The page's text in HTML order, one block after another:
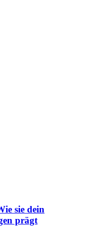
sie dein
prägt